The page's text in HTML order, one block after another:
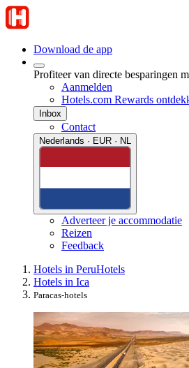
Download de app
Profiteer van directe besparingen
Aanmelden
Hotels.com Rewards
Inbox
Contact
Nederlands · EUR · NL
Adverteer je accommodatie
Reizen
Feedback
Hotels in PeruHotels
Hotels in Ica
Paracas-hotels